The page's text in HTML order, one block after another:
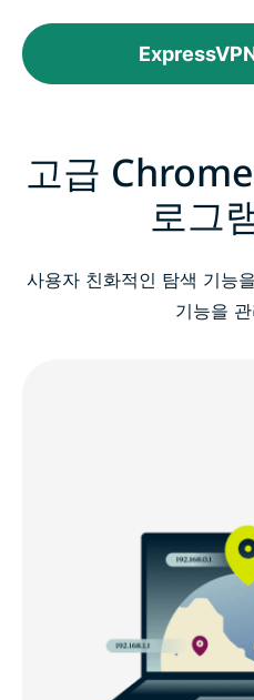
고급
로그
사용자 친화적인 탐색 기능
기능을